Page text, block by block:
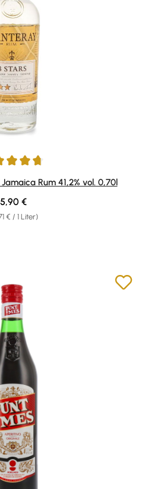
von 4.83 von 5 Sternen
Rum 41,2% vol. 0,70l
€ / 1 Liter)
Preis:
€